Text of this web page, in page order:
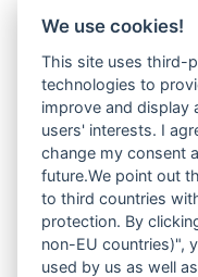
Dies ist der
Büroeinrichter aus
We use cookies!
This site uses third-
technologies to
improve and display
users' interests. I
change my consent
future.We point out
to third countries
protection. By
non-EU countries)",
used by us as well